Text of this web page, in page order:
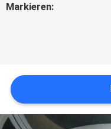
SITEMAP
Markieren: